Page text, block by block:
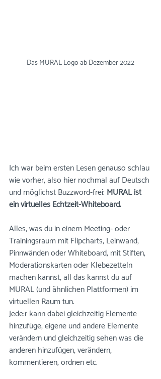
Das MURAL Logo ab Dezember 2022
Ich war beim ersten Lesen genauso schlau
wie vorher, also hier nochmal auf Deutsch
und möglichst Buzzword-frei: MURAL ist
ein virtuelles Echtzeit-Whiteboard.
Alles, was du in einem Meeting- oder
Trainingsraum mit Flipcharts, Leinwand,
Pinnwänden oder Whiteboard, mit Stiften,
Moderationskarten oder Klebezetteln
machen kannst, all das kannst du auf
MURAL (und ähnlichen Plattformen) im
virtuellen Raum tun.
Jede:r kann dabei gleichzeitig Elemente
hinzufüge, eigene und andere Elemente
verändern und gleichzeitig sehen was die
anderen hinzufügen, verändern,
kommentieren, ordnen etc.